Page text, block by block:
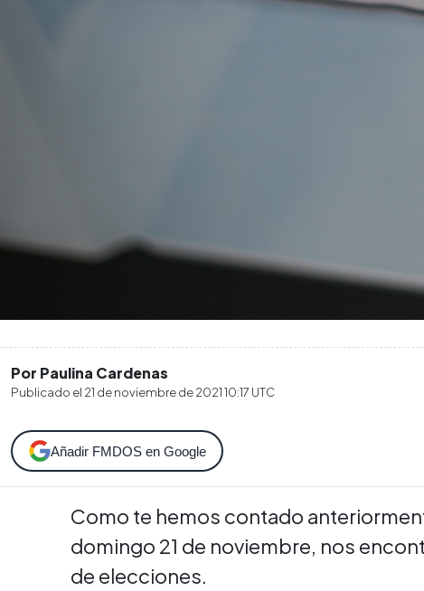
Por Paulina Cardenas
Publicado el 21 de noviembre de 2021 10:17 UTC
Añadir FMDOS en Google
Como te hemos contado
domingo 21 de noviembre, nos
de elecciones.